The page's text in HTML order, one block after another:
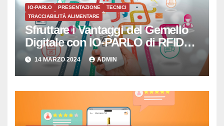
IO-PARLO PRESENTAZIONE
TECNICI
TRACCIABILITÀ ALIMENTARE
Sfruttare i Vantaggi del Gemello
Digitale con IO-PARLO di RFID
SISTEMI SRL
14 MARZO 2024 ADMIN